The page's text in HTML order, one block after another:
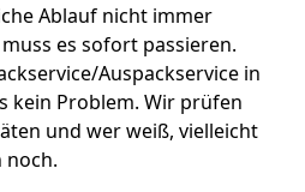
Ablauf nicht immer
es sofort passieren.
Auspackservice in
kein Problem. Wir prüfen
und wer weiß, vielleicht
noch.